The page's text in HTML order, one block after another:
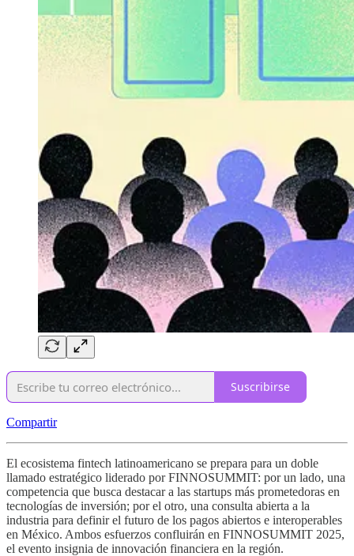
Suscribirse
Compartir
El ecosistema fintech latinoamericano se prepara para un doble
llamado estratégico liderado por FINNOSUMMIT: por un lado, una
competencia que busca destacar a las startups más prometedoras en
tecnologías de inversión; por el otro, una consulta abierta a la
industria para definir el futuro de los pagos abiertos e interoperables
en México. Ambos esfuerzos confluirán en FINNOSUMMIT 2025,
el evento insignia de innovación financiera en la región.